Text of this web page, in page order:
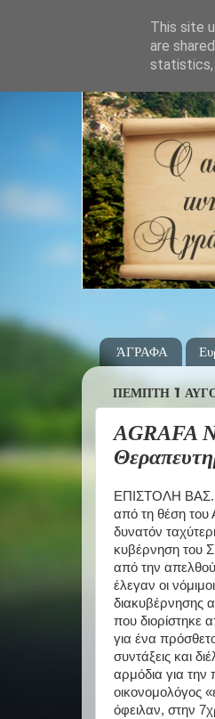
ΆΓΡΑΦΑ
ΠΈΜΠΤΗ 1
AGRAFA
ΕΠΙΣΤΟΛΗ ΒΑΣ.
από τη θέση του
δυνατόν
κυβέρνηση του
από την
έλεγαν οι
διακυβέρνησης
που διορίστηκε
για ένα
συντάξεις και
αρμόδια για την
οικονομολόγος
όφειλαν, στην
This site
are
statistics,